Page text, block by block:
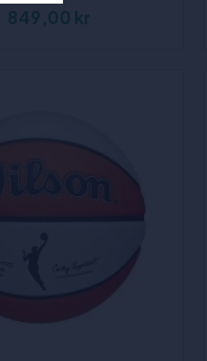
849,00 kr